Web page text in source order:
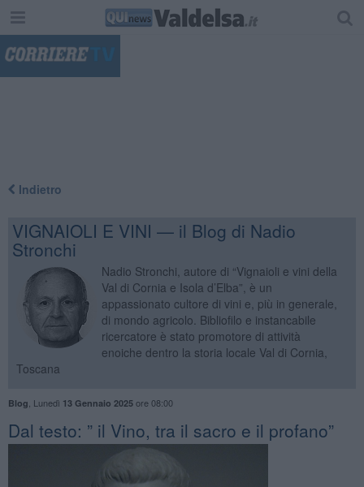
Indietro
VIGNAIOLI E VINI — il Blog di Nadio
Stronchi
Nadio Stronchi, autore di “Vignaioli e vini della
Val di Cornia e Isola d’Elba”, è un
appassionato cultore di vini e, più in generale,
di mondo agricolo. Bibliofilo e instancabile
ricercatore è stato promotore di attività
enoiche dentro la storia locale Val di Cornia,
Toscana
Blog Lunedì 13 Gennaio 2025ore 08:00
​Dal testo: ” il Vino, tra il sacro e il profano”